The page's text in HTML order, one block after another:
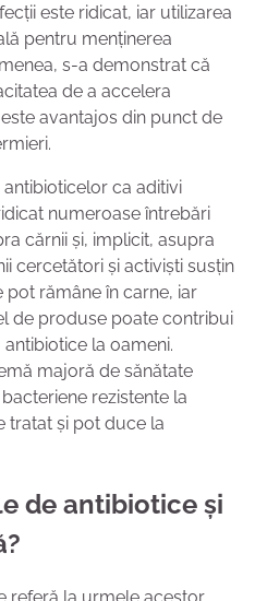
este ridicat, iar utilizarea
pentru menținerea
s-a demonstrat că
de a accelera
avantajos din punct de
ca aditivi
numeroase întrebări
cărnii și, implicit, asupra
cercetători și activiști susțin
rămâne în carne, iar
de produse poate contribui
la oameni.
majoră de sănătate
rezistente la
tratat și pot duce la
de antibiotice și